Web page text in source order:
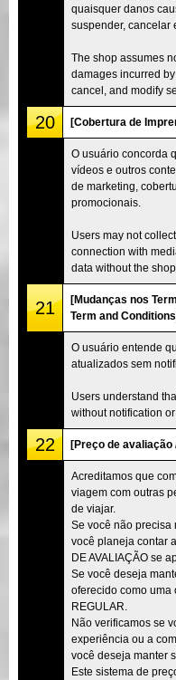
quaisquer danos
suspender, cancelar
The shop assumes
damages incurred
cancel, and modify
20 [Cobertura de
O usuário concorda
vídeos e outros
de marketing,
promocionais.
Users may not
connection with
data without the
21
[Mudanças nos
Term and
O usuário entende
atualizados sem
Users understand
without notification
22 [Preço de avaliação
Acreditamos que
viagem com outras
de viajar.
Se você não precisa
você planeja contar
DE AVALIAÇÃO se
Se você deseja
oferecido como uma
REGULAR.
Não verificamos se
experiência ou a
você deseja manter
Este sistema de